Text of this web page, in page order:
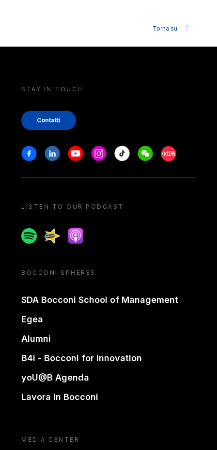
Torna su
STAY IN TOUCH
Contatti
Stay in touch
FacebookLinkedinYoutubeInstagram
Tiktok WeechatXiaohongshu/
LISTEN TO OUR PODCAST
SpotifySpreakerApple podcast
BOCCONI SPHERES
SDA Bocconi School of Management
Egea
Alumni
B4i - Bocconi for innovation
yoU@B Agenda
Lavora in Bocconi
MEDIA CENTER